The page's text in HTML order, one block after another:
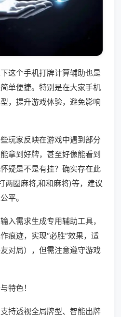
这个手机打牌计算辅助也是
单便捷。特别是在大家手机
，提升游戏体验，避免影响
玩家反映在游戏中遇到部分
拿到好牌，甚至好像能看到
疑是不是有挂？确实存在此
两圈麻将,和和麻将)等，建议
平。
入需求生成专用辅助工具，
痕迹，实现“必胜”效果，适
对局），但需注意遵守游戏
特色！
持透视全局牌型、智能出牌